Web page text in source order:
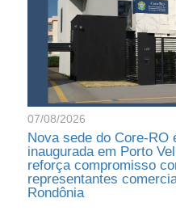
07/08/2026
Nova sede do Core-RO
inaugurada em Porto
reforça compromisso
representantes
Rondônia